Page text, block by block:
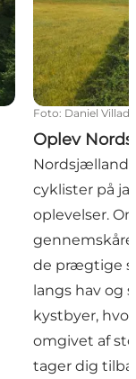
Foto: Daniel
Oplev
Nordsjælland
cyklister på
oplevelser.
de prægtige
langs hav og
kystbyer,
omgivet af
tager dig